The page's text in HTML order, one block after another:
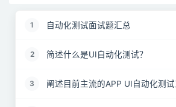
1 自动化测试面试题汇总
2 简述什么是UI自动化测试？
3 阐述目前主流的APP UI自动化测试